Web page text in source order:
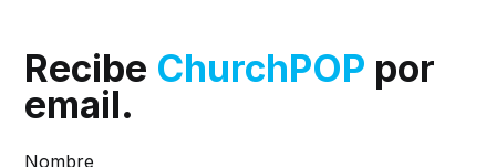
Recibe ChurchPOP por
email.
Nombre